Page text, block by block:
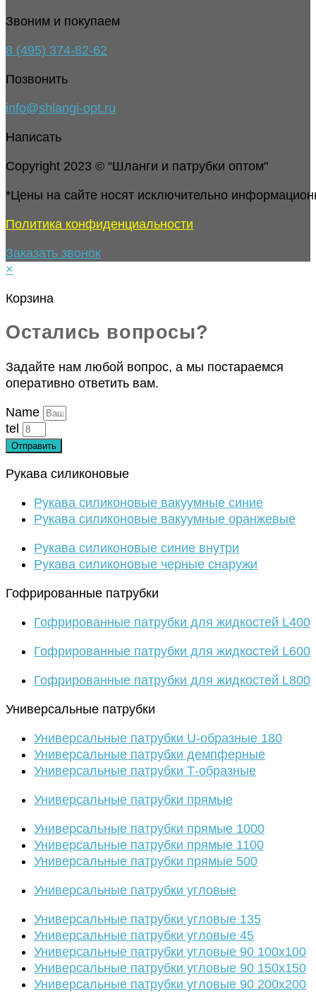
Звоним и покупаем
8 (495) 374-82-62
Позвонить
info@shlangi-opt.ru
Написать
Copyright 2023 © “Шланги и патрубки оптом"
*Цены на сайте носят исключительно
Политика конфиденциальности
Заказать звонок
×
Корзина
Остались вопросы?
Задайте нам любой вопрос, а мы постараемся
оперативно ответить вам.
Name
tel
Отправить
Рукава силиконовые
Рукава силиконовые вакуумные синие
Рукава силиконовые вакуумные оранжевые
Рукава силиконовые синие внутри
Рукава силиконовые черные снаружи
Гофрированные патрубки
Гофрированные патрубки для жидкостей L400
Гофрированные патрубки для жидкостей L600
Гофрированные патрубки для жидкостей L800
Универсальные патрубки
Универсальные патрубки U-образные 180
Универсальные патрубки демпферные
Универсальные патрубки Т-образные
Универсальные патрубки прямые
Универсальные патрубки прямые 1000
Универсальные патрубки прямые 1100
Универсальные патрубки прямые 500
Универсальные патрубки угловые
Универсальные патрубки угловые 135
Универсальные патрубки угловые 45
Универсальные патрубки угловые 90 100х100
Универсальные патрубки угловые 90 150х150
Универсальные патрубки угловые 90 200х200